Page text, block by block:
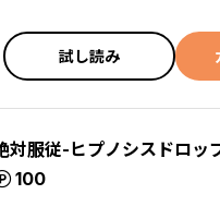
試し読み
対服従-ヒプノシスドロ
100